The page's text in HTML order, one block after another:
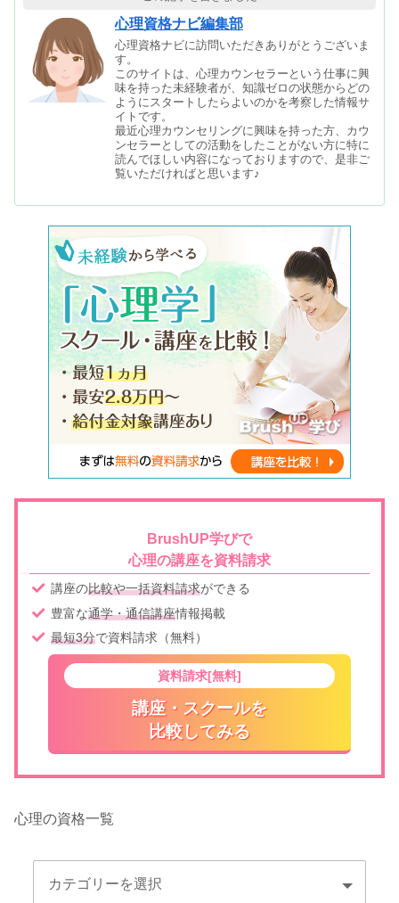
心理資格ナビ編集部
心理資格ナビに訪問いただきありがとうございま
す。
このサイトは、心理カウンセラーという仕事に興
味を持った未経験者が、知識ゼロの状態からどの
ようにスタートしたらよいのかを考察した情報サ
イトです。
最近心理カウンセリングに興味を持った方、カウ
ンセラーとしての活動をしたことがない方に特に
読んでほしい内容になっておりますので、是非ご
覧いただければと思います♪
BrushUP学びで
心理の講座を資料請求
講座の比較や一括資料請求ができる
豊富な通学・通信講座情報掲載
最短3分で資料請求（無料）
資料請求[無料]
講座・スクールを
比較してみる
心理の資格一覧